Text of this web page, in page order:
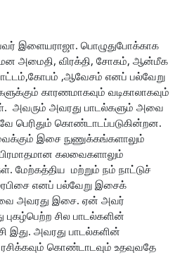
இளையராஜா. பொழுதுபோக்காக
மன அமைதி, விரக்தி, சோகம், ஆன்மீக
,ஆவேசம் எனப் பல்வேறு
காரணமாகவும் வடிகாலாகவும்
அவரும் அவரது பாடல்களும் அவை
பெரிதும் கொண்டாடப்படுகின்றன.
இசை நுணுக்கங்களாலும்
கலவைகளாலும்
மேற்கத்திய மற்றும் நம் நாட்டுச்
எனப் பல்வேறு இசைக்
அவரது இசை. ஏன் அவர்
சில பாடல்களின்
இது. அவரது பாடல்களின்
ரசிக்கவும் கொண்டாடவும் உதவுவதே